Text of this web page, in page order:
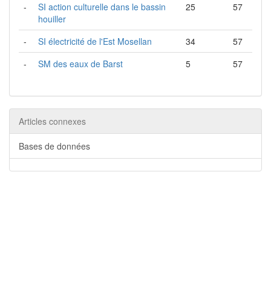
-
SI action culturelle dans le bassin
houiller
25 57
- SI électricité de l'Est Mosellan 34
57
-
SM des eaux de Barst 5 57
Articles connexes
Bases de données